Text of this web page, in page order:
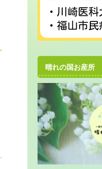
晴れの国お産所